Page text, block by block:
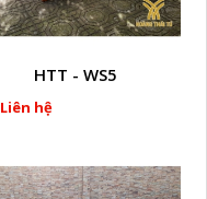
HTT - WS5
Liên hệ